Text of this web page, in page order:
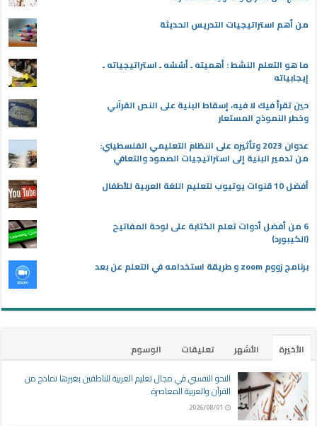
من أهم استراتيجيات التدريس الحديثة
ما هو التعلم النشط : أهميته ـ أسُسُه ـ استراتيجياته ـ
إيجابياته
حين تقرأ فيك لا فيه، إسقاط البنية على النص القرآني
وخطر النموذج المستعار
عدوان 2023 وتأثيره على النظام التعليمي الفلسطيني:
من تدمير البنية إلى استراتيجيات الصمود والتعافي
أفضل 10 قنوات يوتيوب لتعليم اللغة العربية للأطفال
6 من أفضل أدوات تعلم الكتابة على لوحة المفاتيح
(الكيبورد)
برنامج زووم zoom و طريقة استخدامه في التعلم عن بعد
الأخيرة الأشهر تعليقات
الوسوم
النحو النفسي في مجال تعليم العربية للناطقين بغيرها نماذج من
القرآن والعربية المعاصرة
2026/08/01